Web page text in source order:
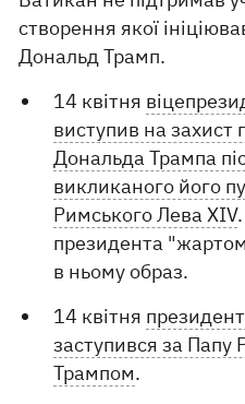
створення якої
Дональд Трамп.
14 квітня
виступив на
Дональда Трампа
викликаного його
Римського Лева XIV
президента
в ньому образ.
14 квітня
заступився за Папу
Трампом.